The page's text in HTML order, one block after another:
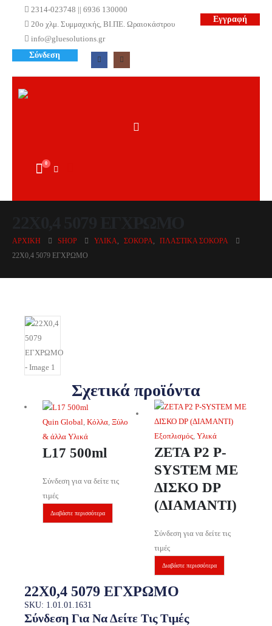
2314-023748 || 6936 130000
20ο χλμ. Συμμαχικής, ΒΙ.ΠΕ. Ωραιοκάστρου
info@gluesolutions.gr
Εγγραφή
Σύνδεση
0
ΑΡΧΙΚΉ SHOP ΥΛΙΚΆ, ΣΌΚΟΡΑ,
ΠΛΑΣΤΙΚΆ ΣΌΚΟΡΑ
22X0,4 5079 ΕΓΧΡΩΜΟ
Σχετικά προϊόντα
Quin Global ,Κόλλα ,Ξύλο
& άλλα Υλικά
L17 500ml
Σύνδεση για να δείτε τις
τιμές
Διαβάστε περισσότερα
Εξοπλισμός, Υλικά
ZETA P2 P-
SYSTEM ΜΕ
ΔΙΣΚΟ DP
(ΔΙΑΜΑΝΤΙ)
Σύνδεση για να δείτε τις
τιμές
Διαβάστε περισσότερα
22X0,4 5079 ΕΓΧΡΩΜΟ
SKU: 1.01.01.1631
Σύνδεση Για Να Δείτε Τις Τιμές